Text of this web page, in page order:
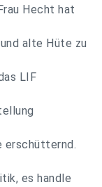
Hecht hat
alte Hüte zu
LIF
erschütternd.
es handle